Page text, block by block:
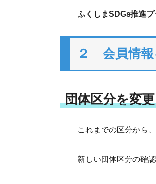
ふくしまSDGs推進プ
２ 会員情報
団体区分を変
これまでの区分から、
新しい団体区分の確認